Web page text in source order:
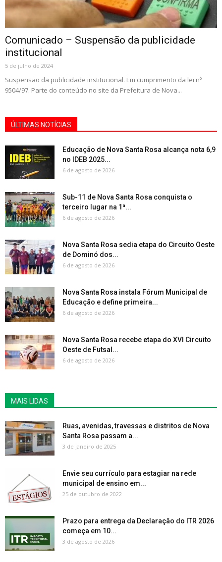
Comunicado – Suspensão da publicidade
institucional
5 de julho de 2024
Suspensão da publicidade institucional. Em cumprimento da lei nº
9504/97. Parte do conteúdo no site da Prefeitura de Nova...
ÚLTIMAS NOTÍCIAS
Educação de Nova Santa Rosa alcança nota 6,9
no IDEB 2025...
6 de agosto de 2026
Sub-11 de Nova Santa Rosa conquista o
terceiro lugar na 1ª...
6 de agosto de 2026
Nova Santa Rosa sedia etapa do Circuito Oeste
de Dominó dos...
6 de agosto de 2026
Nova Santa Rosa instala Fórum Municipal de
Educação e define primeira...
6 de agosto de 2026
Nova Santa Rosa recebe etapa do XVI Circuito
Oeste de Futsal...
6 de agosto de 2026
MAIS LIDAS
Ruas, avenidas, travessas e distritos de Nova
Santa Rosa passam a...
3 de janeiro de 2025
Envie seu currículo para estagiar na rede
municipal de ensino em...
25 de outubro de 2022
Prazo para entrega da Declaração do ITR 2026
começa em 10...
3 de agosto de 2026